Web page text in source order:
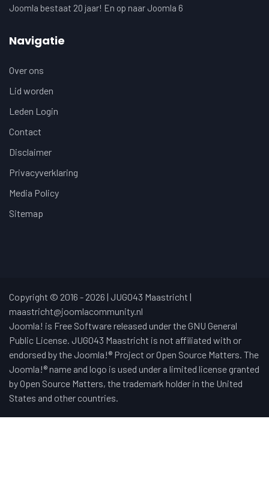
Joomla bestaat 20 jaar! En op naar Joomla 6
Navigatie
Over ons
Lid worden
Leden Login
Contact
Disclaimer
Privacyverklaring
Media Policy
Sitemap
Copyright © 2016 - 2026 | JUG043 Maastricht |
maastricht@joomlacommunity.nl
Joomla! is Free Software released under the GNU General
Public License. JUG043 Maastricht is not affiliated with or
endorsed by the Joomla!® Project or Open Source Matters. The
Joomla!® name and logo is used under a limited license granted
by Open Source Matters, the trademark holder in the United
States and other countries.